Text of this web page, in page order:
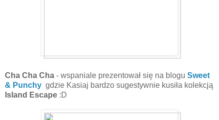
Cha Cha Cha - wspaniale prezentował się na blogu Sweet
& Punchy gdzie Kasiaj bardzo sugestywnie kusiła kolekcją
Island Escape :D